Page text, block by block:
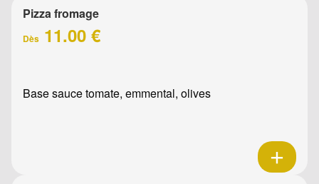
Pizza fromage
Dès 11.00 €
Base sauce tomate, emmental, olives